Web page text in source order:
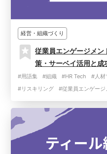
経営・組織づくり
従業員エンゲージメ
策・サーベイ活用と成
#用語集 #組織 #HR Tech #人材
#リスキリング
#従業員エンゲージ